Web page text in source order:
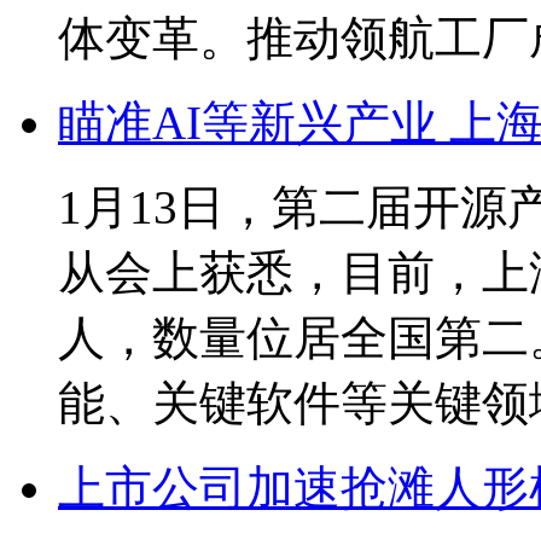
体变革。推动领航工
瞄准AI等新兴产业 上
1月13日，第二届开源
从会上获悉，目前，
人，数量位居全国第
能、关键软件等关键
上市公司加速抢滩人